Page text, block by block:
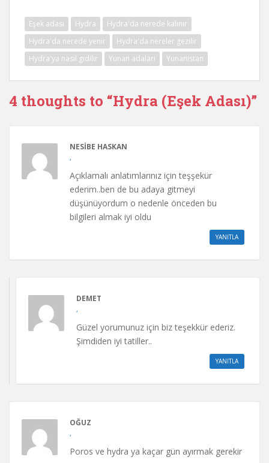
Eşek adası Hydra
Hydra'da nerede kalınır
Hydra'da nerede yenir
Hydra'da nereler gezilir
Hydra'ya nasıl gidilir
Yunan adaları Yunanistan
4 thoughts to “Hydra (Eşek Adası)”
NESIBE HASKAN
,
Açıklamalı anlatımlarınız için teşşekür
ederim..ben de bu adaya gitmeyi
düşünüyordum o nedenle önceden bu
bilgileri almak iyi oldu
YANITLA
DEMET
,
Güzel yorumunuz için biz teşekkür ederiz.
Şimdiden iyi tatiller..
YANITLA
OĞUZ
,
Poros ve hydra ya kaçar gün ayırmak gerekir